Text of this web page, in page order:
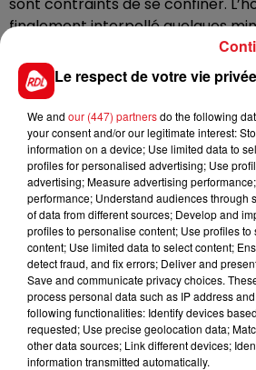
finalement interpellé quelques
Il devrait être déféré ce jeudi ou
de Béthune. Une enquête pour
avec arme a été ouverte. Les
plainte.
FIL D'ACTUS
Le respect de votre vie
We and our (447) partnersdo the following
your consent and/or our legitimate interest:
information on a device; Use limited data to
profiles for personalised advertising; Use
advertising; Measure advertising
performance; Understand audiences through
of data from different sources; Develop and
profiles to personalise content; Use profiles
content; Use limited data to select content;
detect fraud, and fix errors; Deliver and
Save and communicate privacy choices.
process personal data such as IP address
following functionalities: Identify devices
requested; Use precise geolocation data;
other data sources; Link different devices;
information transmitted automatically.